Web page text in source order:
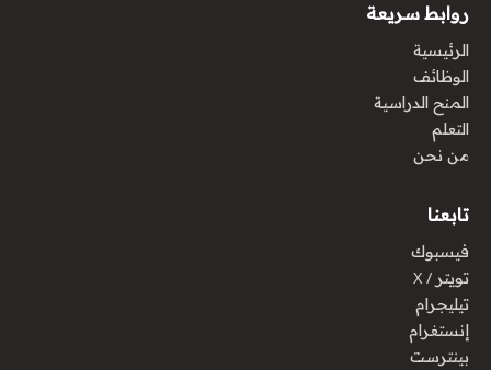
روابط سريعة
الرئيسية
الوظائف
المنح الدراسية
التعلم
من نحن
تابعنا
فيسبوك
تويتر / X
تيليجرام
إنستغرام
بينترست